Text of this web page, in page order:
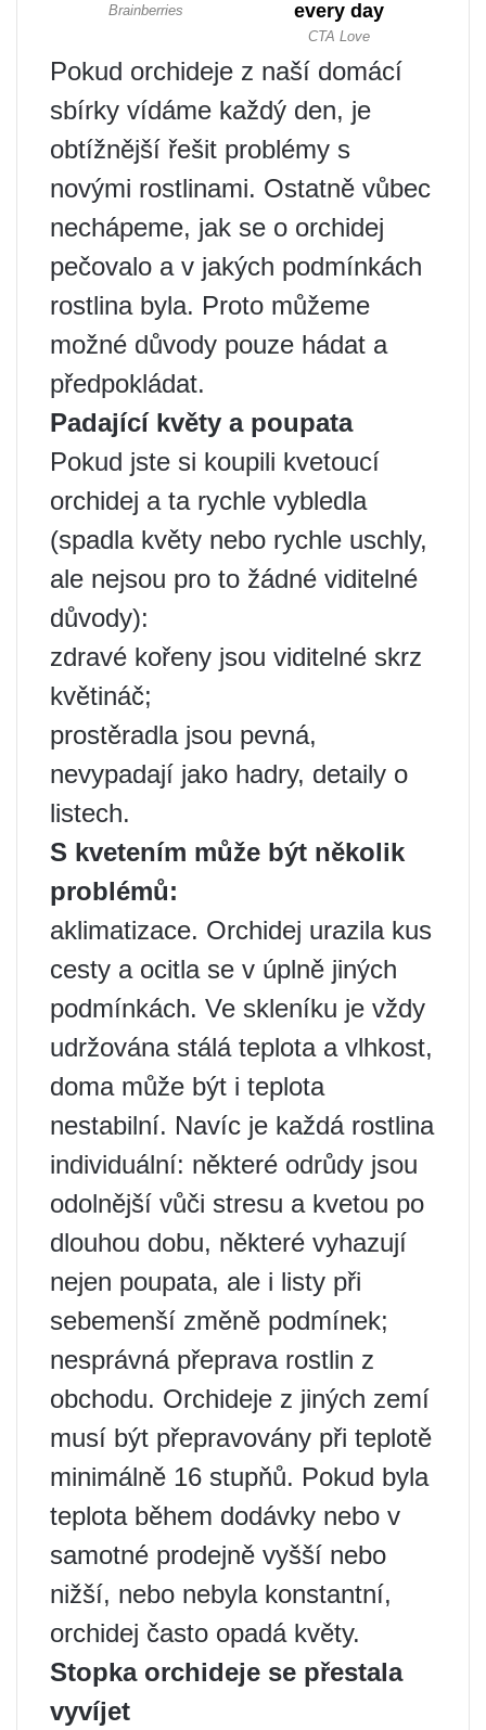
Pokud orchideje z naší domácí
sbírky vídáme každý den, je
obtížnější řešit problémy s
novými rostlinami. Ostatně vůbec
nechápeme, jak se o orchidej
pečovalo a v jakých podmínkách
rostlina byla. Proto můžeme
možné důvody pouze hádat a
předpokládat.
Padající květy a poupata
Pokud jste si koupili kvetoucí
orchidej a ta rychle vybledla
(spadla květy nebo rychle uschly,
ale nejsou pro to žádné viditelné
důvody):
zdravé kořeny jsou viditelné skrz
květináč;
prostěradla jsou pevná,
nevypadají jako hadry, detaily o
listech.
S kvetením může být několik
problémů:
aklimatizace. Orchidej urazila kus
cesty a ocitla se v úplně jiných
podmínkách. Ve skleníku je vždy
udržována stálá teplota a vlhkost,
doma může být i teplota
nestabilní. Navíc je každá rostlina
individuální: některé odrůdy jsou
odolnější vůči stresu a kvetou po
dlouhou dobu, některé vyhazují
nejen poupata, ale i listy při
sebemenší změně podmínek;
nesprávná přeprava rostlin z
obchodu. Orchideje z jiných zemí
musí být přepravovány při teplotě
minimálně 16 stupňů. Pokud byla
teplota během dodávky nebo v
samotné prodejně vyšší nebo
nižší, nebo nebyla konstantní,
orchidej často opadá květy.
Stopka orchideje se přestala
vyvíjet